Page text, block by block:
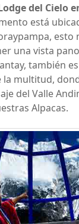
del Cielo
está
esto
una vista
también
la multitud,
del Valle
Alpacas.